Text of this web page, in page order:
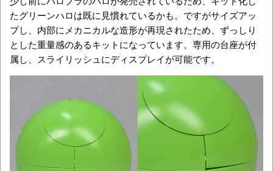
たグリーンハロは既に見慣れているかも。ですがサイズアッ
プし、内部にメカニカルな造形が再現されたため、ずっしり
とした重量感のあるキットになっています。専用の台座が付
属し、スライリッシュにディスプレイが可能です。